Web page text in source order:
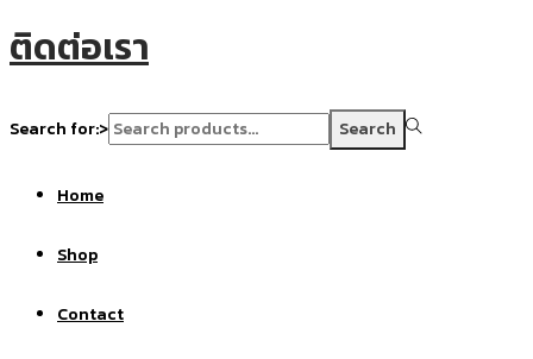
ติดต่อเรา
Search for:> Search
Home
Shop
Contact